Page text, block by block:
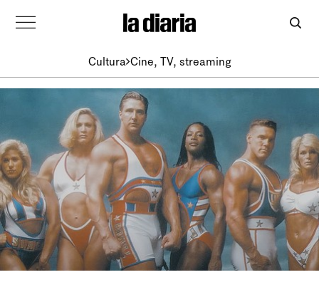
Cultura Cine, TV, streaming